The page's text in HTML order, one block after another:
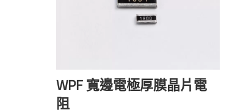
WPF 寬邊電極厚膜晶片電
阻